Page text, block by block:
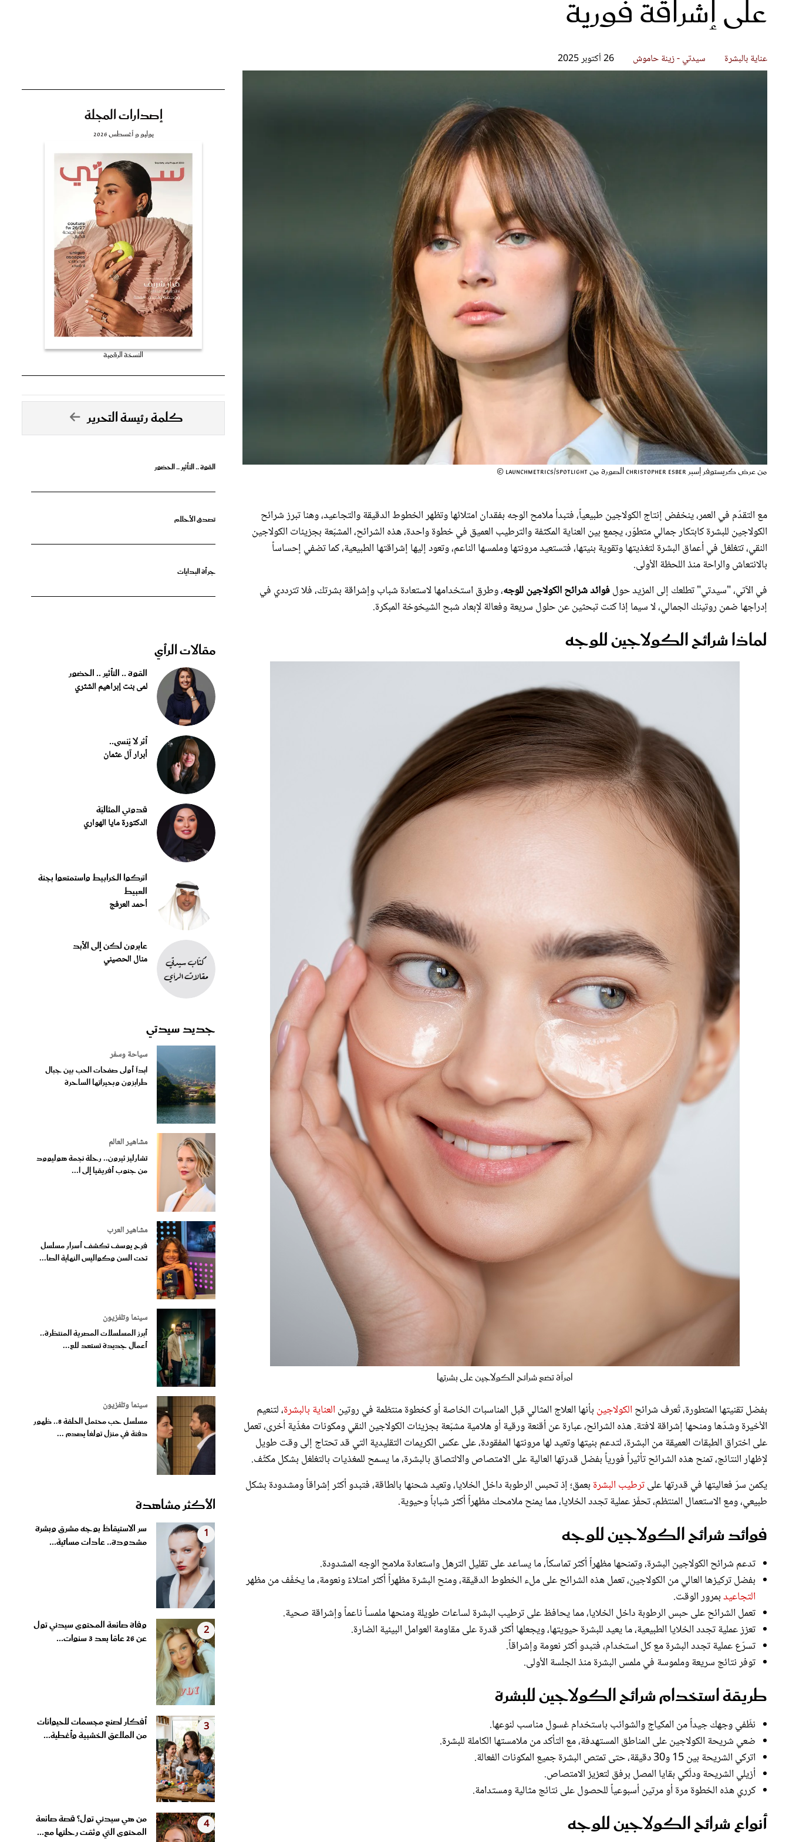
على إشراقة فورية
عناية بالبشرة سيدتي - زينة حاموش 26 أكتوبر 2025
من عرض كريستوفر إسبر Christopher Esber الصورة من Launchmetrics/Spotlight ©
مع التقدّم في العمر، ينخفض إنتاج الكولاجين طبيعياً، فتبدأ ملامح الوجه بفقدان امتلائها وتظهر الخطوط الدقيقة والتجاعيد، وهنا تبرز شرائح
الكولاجين للبشرة كابتكار جمالي متطوّر، يجمع بين العناية المكثفة والترطيب العميق في خطوة واحدة، هذه الشرائح، المشبّعة بجزيئات الكولاجين
النقي، تتغلغل في أعماق البشرة لتغذيتها وتقوية بنيتها، فتستعيد مرونتها وملمسها الناعم، وتعود إليها إشراقتها الطبيعية، كما تضفي إحساساً
بالانتعاش والراحة منذ اللحظة الأولى.
في الآتي، "سيدتي" تطلعك إلى المزيد حولفوائد شرائح الكولاجين للوجه، وطرق استخدامها لاستعادة شباب وإشراقة بشرتك، فلا تترددي في
إدراجها ضمن روتينك الجمالي، لا سيما إذا كنت تبحثين عن حلول سريعة وفعالة لإبعاد شبح الشيخوخة المبكرة.
لماذا شرائح الكولاجين للوجه
امرأة تضع شرائح الكولاجين على بشرتها
بفضل تقنيتها المتطورة، تُعرف شرائح الكولاجين بأنها العلاج المثالي قبل المناسبات الخاصة أو كخطوة منتظمة في روتين العناية بالبشرة، لتنعيم
الأخيرة وشدّها ومنحها إشراقة لافتة. هذه الشرائح، عبارة عن أقنعة ورقية أو هلامية مشبّعة بجزيئات الكولاجين النقي ومكونات مغذّية أخرى، تعمل
على اختراق الطبقات العميقة من البشرة، لتدعم بنيتها وتعيد لها مرونتها المفقودة، على عكس الكريمات التقليدية التي قد تحتاج إلى وقت طويل
لإظهار النتائج، تمنح هذه الشرائح تأثيراً فورياً بفضل قدرتها العالية على الامتصاص والالتصاق بالبشرة، ما يسمح للمغذيات بالتغلغل بشكل مكثّف.
يكمن سرّ فعاليتها في قدرتها علىترطيب البشرة بعمق؛ إذ تحبس الرطوبة داخل الخلايا، وتعيد شحنها بالطاقة، فتبدو أكثر إشراقاً ومشدودة بشكل
طبيعي، ومع الاستعمال المنتظم، تحفّز عملية تجدد الخلايا، مما يمنح ملامحك مظهراً أكثر شباباً وحيوية.
فوائد شرائح الكولاجين للوجه
تدعم شرائح الكولاجين البشرة، وتمنحها مظهراً أكثر تماسكاً، ما يساعد على تقليل الترهل واستعادة ملامح الوجه المشدودة.
بفضل تركيزها العالي من الكولاجين، تعمل هذه الشرائح على ملء الخطوط الدقيقة، ومنح البشرة مظهراً أكثر امتلاءً ونعومة، ما يخفّف من مظهر
التجاعيدبمرور الوقت.
تعمل الشرائح على حبس الرطوبة داخل الخلايا، مما يحافظ على ترطيب البشرة لساعات طويلة ومنحها ملمساً ناعماً وإشراقة صحية.
تعزز عملية تجدد الخلايا الطبيعية، ما يعيد للبشرة حيويتها، ويجعلها أكثر قدرة على مقاومة العوامل البيئية الضارة.
تسرّع عملية تجدد البشرة مع كل استخدام، فتبدو أكثر نعومة وإشراقاً.
توفر نتائج سريعة وملموسة في ملمس البشرة منذ الجلسة الأولى.
طريقة استخدام شرائح الكولاجين للبشرة
نظّفي وجهك جيداً من المكياج والشوائب باستخدام غسول مناسب لنوعها.
ضعي شريحة الكولاجين على المناطق المستهدفة، مع التأكد من ملامستها الكاملة للبشرة.
اتركي الشريحة بين 15 و30 دقيقة، حتى تمتص البشرة جميع المكونات الفعالة.
أزيلي الشريحة ودلّكي بقايا المصل برفق لتعزيز الامتصاص.
كرري هذه الخطوة مرة أو مرتين أسبوعياً للحصول على نتائج مثالية ومستدامة.
أنواع شرائح الكولاجين للوجه
إصدارات المجلة
يوليو و أغسطس 2026
النسخة الرقمية
كلمة رئيسة التحرير
القوة .. التأثير .. الحضور
تصدق الأحلام
جرأة البدايات
مقالات الرأي
القوة .. التأثير .. الحضور
لمى بنت إبراهيم الشثري
أثر لا يُنسى..
أبرار آل عثمان
قدوتي المثاليّة
الدكتورة مايا الهواري
اتركوا الخرابيط واستمتعوا بجنة
العبيط
أحمد العرفج
عابرون لكن إلى الأبد
منال الحصيني
جديد سيدتي
سياحة وسفر
ابدآ أولى صفحات الحب بين جبال
طرابزون وبحيراتها الساحرة
مشاهير العالم
تشارليز ثيرون.. رحلة نجمة هوليوود
من جنوب أفريقيا إلى ا...
مشاهير العرب
فرح يوسف تكشف أسرار مسلسل
تحت السن وكواليس النهاية الصا...
سينما وتلفزيون
أبرز المسلسلات المصرية المنتظرة..
أعمال جديدة تستعد للع...
سينما وتلفزيون
مسلسل حب محتمل الحلقة 8.. ظهور
دفنة في منزل تولغا يصدم ...
الأكثر مشاهدة
1
سر الاستيقاظ بوجه مشرق وبشرة
مشدودة.. عادات مسائية...
2
وفاة صانعة المحتوى سيدني تول
عن 26 عامًا بعد 3 سنوات...
3
أفكار لصنع مجسمات للحيوانات
من الملاعق الخشبية وأغطية...
4
من هي سيدني تول؟ قصة صانعة
المحتوى التي وثقت رحلتها مع...
شباب وبنات
علاقات زوجية
مجلة سيدتي